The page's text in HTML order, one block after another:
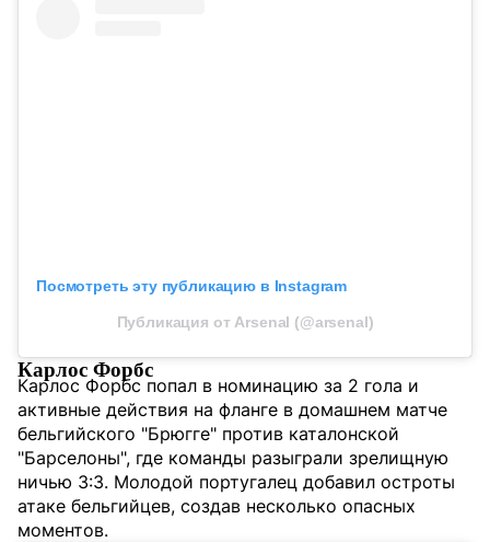
Посмотреть эту публикацию в Instagram
Публикация от Arsenal (@arsenal)
Карлос Форбс
Карлос Форбс попал в номинацию за 2 гола и
активные действия на фланге в домашнем матче
бельгийского "Брюгге" против каталонской
"Барселоны", где команды разыграли зрелищную
ничью 3:3. Молодой португалец добавил остроты
атаке бельгийцев, создав несколько опасных
моментов.